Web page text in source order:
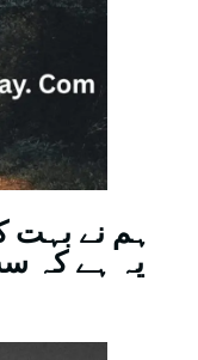
ہم نے بہت
یہ ہے کہ